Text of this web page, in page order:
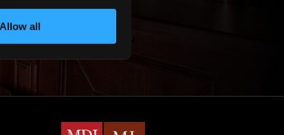
Allow all